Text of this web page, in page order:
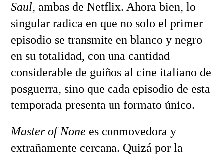
Saul, ambas de Netflix. Ahora bien, lo
singular radica en que no solo el primer
episodio se transmite en blanco y negro
en su totalidad, con una cantidad
considerable de guiños al cine italiano de
posguerra, sino que cada episodio de esta
temporada presenta un formato único.
Master of None es conmovedora y
extrañamente cercana. Quizá por la